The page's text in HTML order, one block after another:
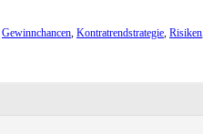
Gewinnchancen, Kontratrendstrategie, Risiken